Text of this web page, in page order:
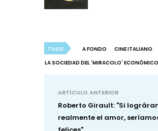
TAGS A FONDO CINE ITALIANO
LA SOCIEDAD DEL 'MIRACOLO' ECONÓMICO
ARTÍCULO ANTERIOR
Roberto Girault: "Si
realmente el amor,